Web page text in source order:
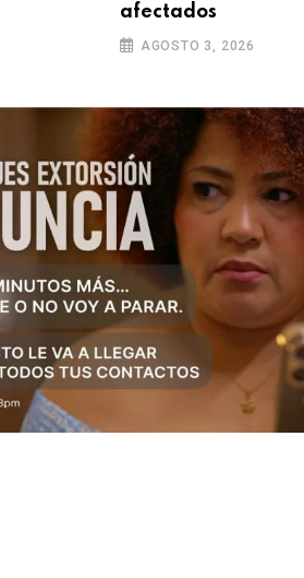
afectados
AGOSTO 3, 2026